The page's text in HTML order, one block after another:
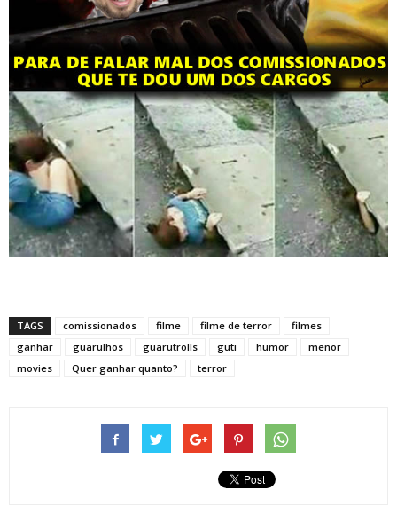
TAGS comissionados filme filme de terror
filmes
ganhar
guarulhos guarutrolls guti humor
menor
movies
Quer ganhar quanto? terror